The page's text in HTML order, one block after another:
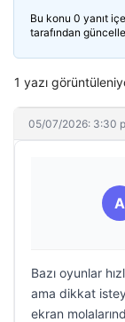
Bu konu 0 yanıt
tarafından
1 yazı
05/07/2026: 3:30
A
Bazı oyunlar
ama dikkat
ekran